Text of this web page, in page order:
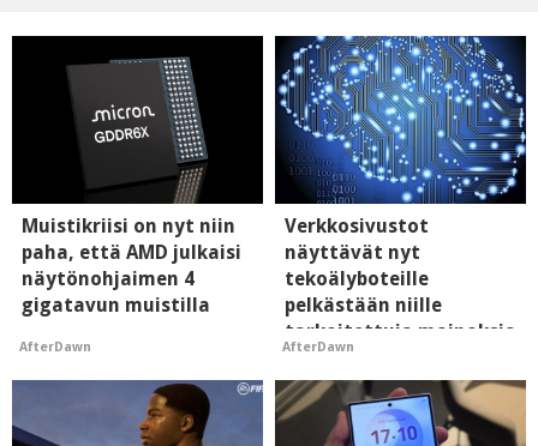
Muistikriisi on nyt niin
paha, että AMD julkaisi
näytönohjaimen 4
gigatavun muistilla
AfterDawn
Verkkosivustot
näyttävät nyt
tekoälyboteille
pelkästään niille
tarkoitettuja mainoksia
- vaikuttaa tekoälyn
mielikuvaan brändistä
AfterDawn